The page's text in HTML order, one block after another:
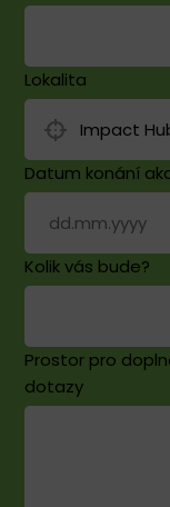
Lokalita
Datum konání
Kolik vás bude?
Prostor pro
dotazy